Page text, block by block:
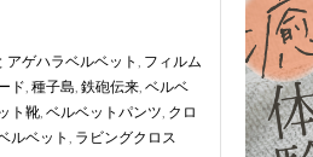
アゲハラベルベット , フィルム
ド, 種子島, 鉄砲伝来, ベルベ
ト靴, ベルベットパンツ, クロ
ルベット , ラビングクロス